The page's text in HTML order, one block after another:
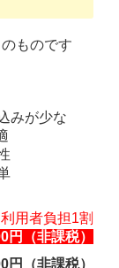
ものです
みが少な
利用者負担1割
円（非課税）
円（非課税）